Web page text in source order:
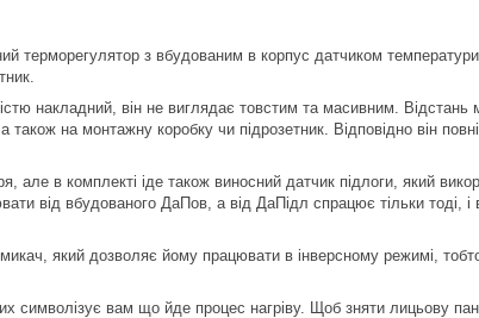
терморегулятор з вбудованим в корпус датчиком
накладний, він не виглядає товстим та масивним. Відстань
також на монтажну коробку чи підрозетник. Відповідно він
в комплекті іде також виносний датчик підлоги, який
від вбудованого ДаПов, а від ДаПідл спрацює тільки тоді,
який дозволяє йому працювати в інверсному режимі,
символізує вам що йде процес нагріву. Щоб зняти лицьову